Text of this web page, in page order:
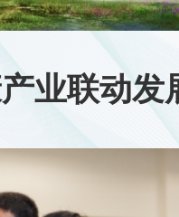
业联动发